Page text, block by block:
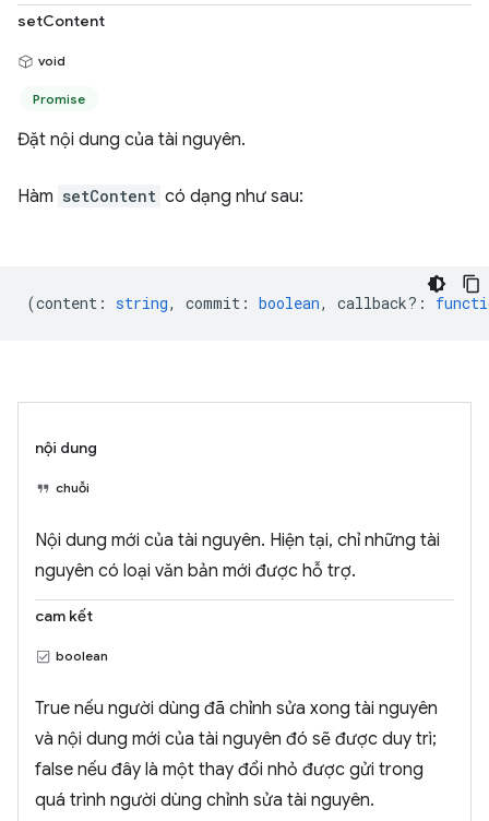
setContent
void
Promise
Đặt nội dung của tài nguyên.
Hàm setContent có dạng như sau:
(content : string, commit : boolean, callback? :
nội dung
chuỗi
Nội dung mới của tài nguyên. Hiện tại, chỉ những tài
nguyên có loại văn bản mới được hỗ trợ.
cam kết
boolean
True nếu người dùng đã chỉnh sửa xong tài nguyên
và nội dung mới của tài nguyên đó sẽ được duy trì;
false nếu đây là một thay đổi nhỏ được gửi trong
quá trình người dùng chỉnh sửa tài nguyên.